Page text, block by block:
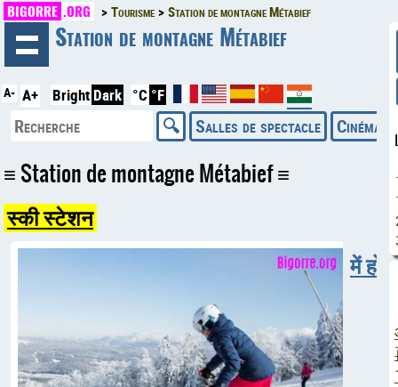
BIGORRE .ORG Tourisme Station de montagne Métabief
Station de montagne Métabief
A- A+ Bright Dark °C °F
Salles de spectacle Cinémas
Station de montagne Métabief
स्की स्टेशन
में